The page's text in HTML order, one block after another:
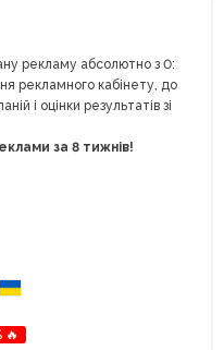
рекламу абсолютно з 0:
рекламного кабінету, до
і оцінки результатів зі
за 8 тижнів!
🔥